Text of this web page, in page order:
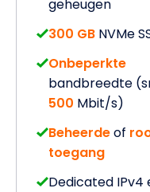
geheugen
300 GB NVMe
Onbeperkte
bandbreedte
500 Mbit/s)
Beheerdeof
toegang
Dedicated IPv4